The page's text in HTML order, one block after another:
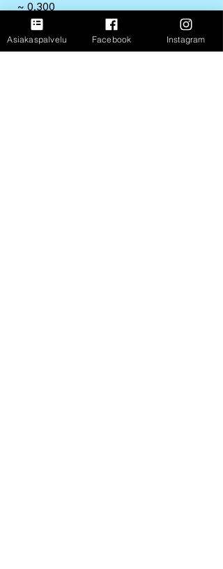
~ 0.300
0.000
Alkuperämaa/valmistusmaa
Asiakaspalvelu Facebook Instagram